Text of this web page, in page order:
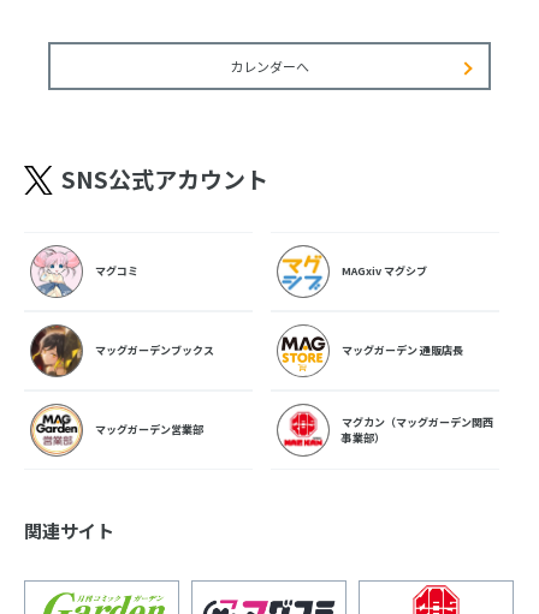
カレンダーへ
SNS公式アカウント
マグコミ MAGxiv マグシブ
マッグガーデンブックス マッグガーデン 通販店長
マッグガーデン営業部
マグカン（マッグガーデン関西
事業部）
関連サイト